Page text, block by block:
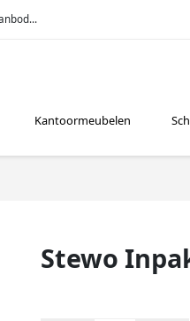
Kantoormeubelen
Stewo